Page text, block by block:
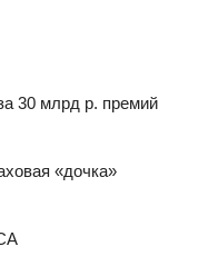
30 млрд р. премий
«дочка»